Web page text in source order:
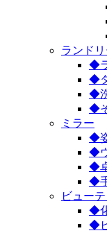
ランド
◆
◆
◆
◆
ミラー
◆
◆
◆
◆
ビュー
◆
◆